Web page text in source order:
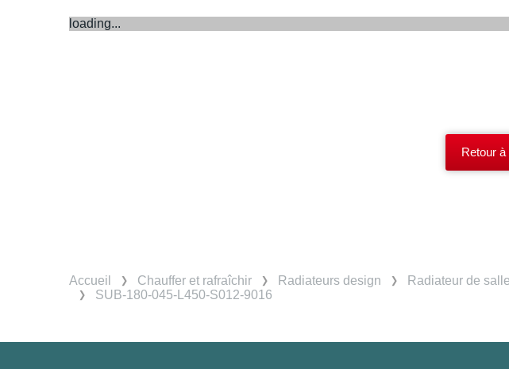
loading...
Retour
Accueil Chauffer et rafraîchir Radiateurs design Radiateur de
SUB-180-045-L450-S012-9016